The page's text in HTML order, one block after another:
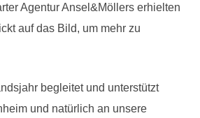
Agentur Ansel&Möllers erhielten
auf das Bild, um mehr zu
begleitet und unterstützt
und natürlich an unsere